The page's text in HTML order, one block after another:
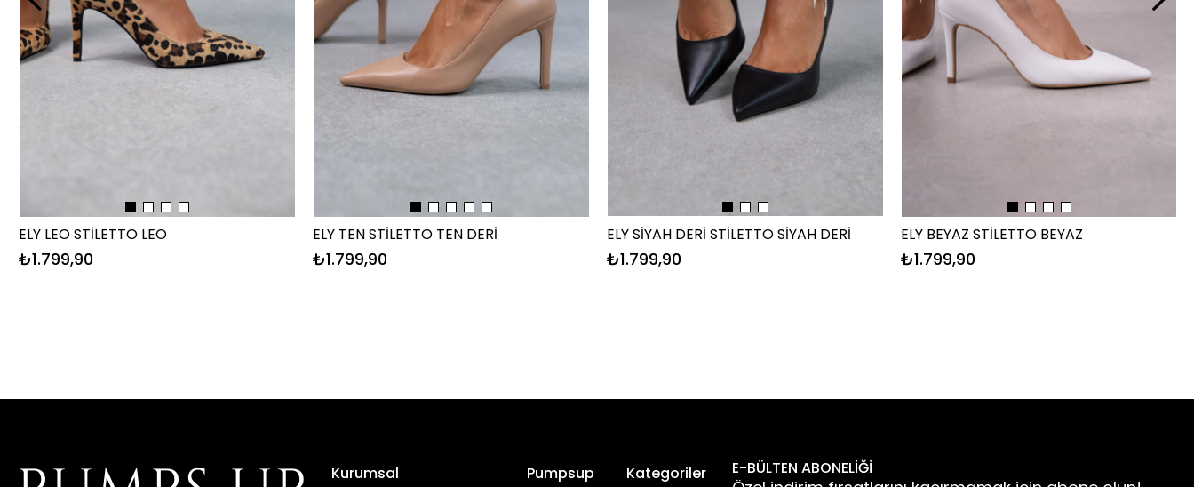
ELY LEO STİLETTO LEO
₺1.799,90
ELY TEN STİLETTO TEN DERİ
₺1.799,90
ELY SİYAH DERİ STİLETTO SİYAH DERİ
₺1.799,90
ELY BEYAZ STİLETTO BEYAZ
₺1.799,90
Kurumsal Pumpsup Kategoriler E-BÜLTEN ABONELİĞİ